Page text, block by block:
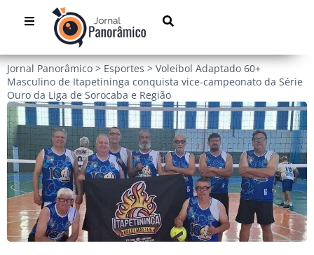
Jornal Panorâmico > Esportes > Voleibol Adaptado 60+
Masculino de Itapetininga conquista vice-campeonato da Série
Ouro da Liga de Sorocaba e Região